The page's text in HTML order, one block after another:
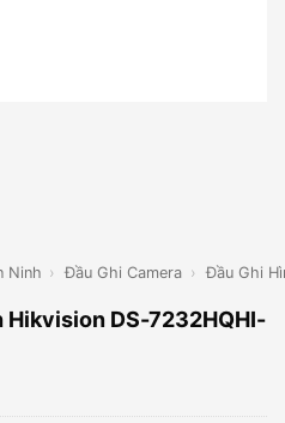
Ninh › Đầu Ghi Camera › Đầu Ghi
Hikvision DS-7232HQHI-